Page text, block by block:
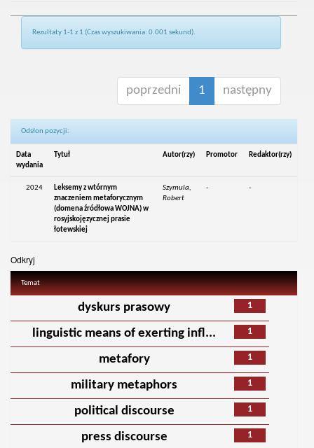
Rezultaty 1-1 z 1 (Czas wyszukiwania: 0.001 sekund).
poprzedni 1 następny
Odsłon pozycji:
Data
wydania
Tytuł Autor(rzy) Promotor Redaktor(rzy)
2024
Leksemy z wtórnym
znaczeniem metaforycznym
(domena źródłowa WOJNA) w
rosyjskojęzycznej prasie
łotewskiej
Szymula,
Robert
- -
Odkryj
Temat
1
dyskurs prasowy
1
linguistic means of exerting infl...
1
metafory
1
military metaphors
1
political discourse
1
press discourse